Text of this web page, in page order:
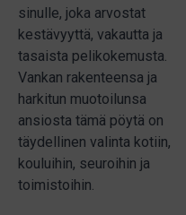
sinulle, joka arvostat
kestävyyttä, vakautta ja
tasaista pelikokemusta.
Vankan rakenteensa ja
harkitun muotoilunsa
ansiosta tämä pöytä on
täydellinen valinta kotiin,
kouluihin, seuroihin ja
toimistoihin.